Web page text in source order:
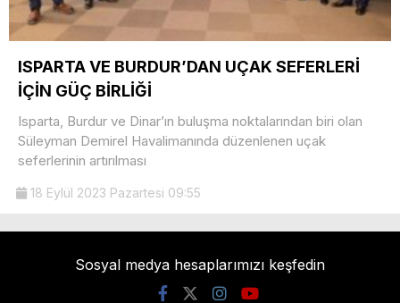
ISPARTA VE BURDUR’DAN UÇAK SEFERLERİ
İÇİN GÜÇ BİRLİĞİ
Isparta, Burdur ve Dinar’ın buluşma noktalarından biri olan
Süleyman Demirel Havalimanında düzenlenen uçak
seferlerinin artırılması
18 Eylül 2023 Pazartesi 09:55
Sosyal medya hesaplarımızı keşfedin